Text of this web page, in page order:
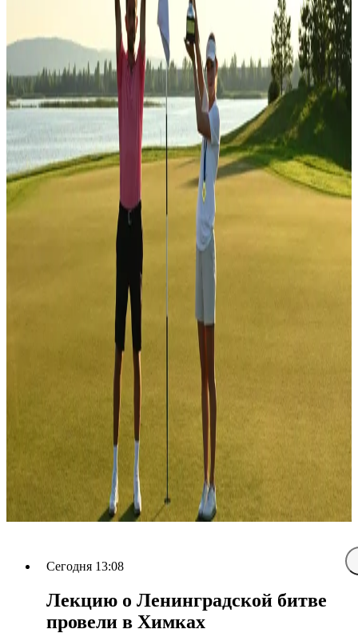
Сегодня 13:08
Лекцию о Ленинградской битве
провели в Химках